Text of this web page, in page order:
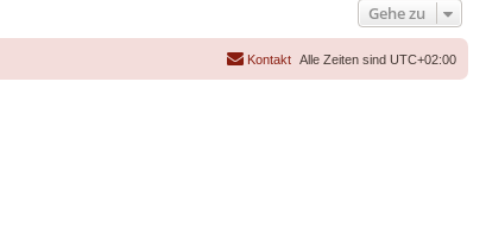
Gehe zu
Alle Zeiten sind UTC+02:00
Kontakt